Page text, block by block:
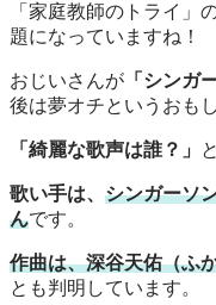
「家庭教師のトライ」
題になっていますね！
おじいさんが 「シンガ
後は夢オチというおも
「綺麗な歌声は誰？」
歌い手は、 シンガーソ
んです。
作曲は、深谷天佑（ふ
とも判明しています。